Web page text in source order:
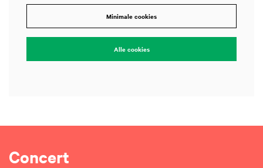
Minimale cookies
Alle cookies
Concert